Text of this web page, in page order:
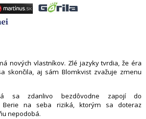
nových vlastníkov. Zlé jazyky tvrdia, že éra
skončila, aj sám Blomkvist zvažuje zmenu
sa zdanlivo bezdôvodne zapojí do
Berie na seba riziká, ktorým sa doteraz
nepodobá.